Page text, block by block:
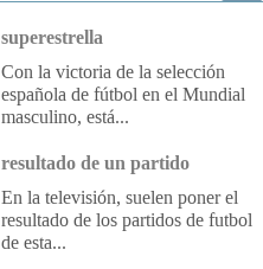
superestrella
Con la victoria de la selección
española de fútbol en el Mundial
masculino, está...
resultado de un partido
En la televisión, suelen poner el
resultado de los partidos de futbol
de esta...